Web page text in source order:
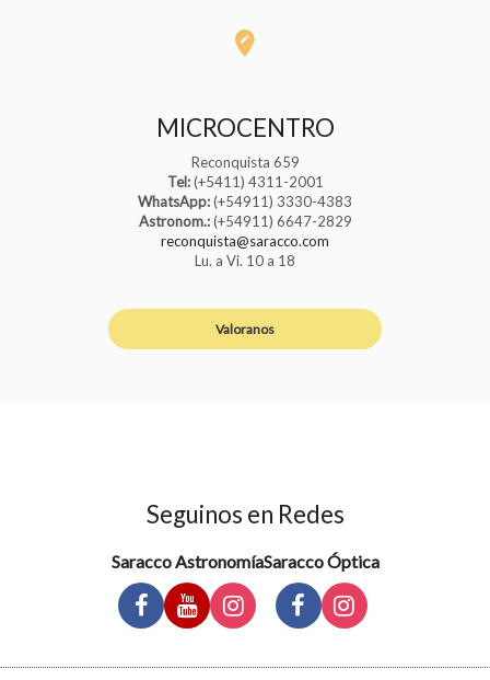
MICROCENTRO
Reconquista 659
Tel:(+5411) 4311-2001
WhatsApp:(+54911) 3330-4383
Astronom.:(+54911) 6647-2829
reconquista@saracco.com
Lu. a Vi. 10 a 18
Valoranos
Seguinos en Redes
Saracco AstronomíaSaracco Óptica